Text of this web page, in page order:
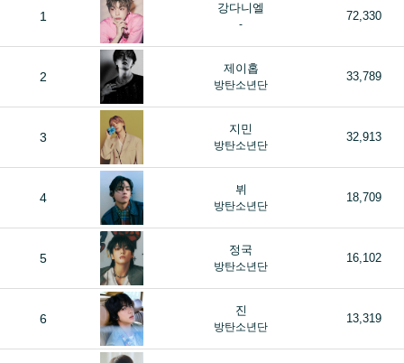
1
강다니엘
-
72,330
2
제이홉
방탄소년단
33,789
3
지민
방탄소년단
32,913
4
뷔
방탄소년단
18,709
5
정국
방탄소년단
16,102
6
진
방탄소년단
13,319